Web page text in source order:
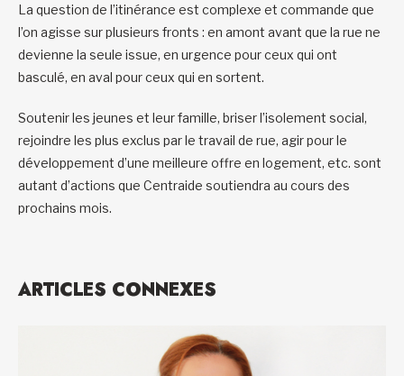
La question de l’itinérance est complexe et commande que
l’on agisse sur plusieurs fronts : en amont avant que la rue ne
devienne la seule issue, en urgence pour ceux qui ont
basculé, en aval pour ceux qui en sortent.
Soutenir les jeunes et leur famille, briser l’isolement social,
rejoindre les plus exclus par le travail de rue, agir pour le
développement d’une meilleure offre en logement, etc. sont
autant d’actions que Centraide soutiendra au cours des
prochains mois.
ARTICLES CONNEXES